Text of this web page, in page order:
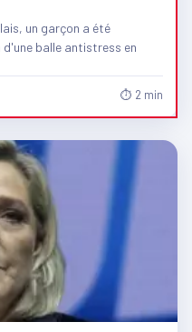
un garçon a été
balle antistress en
⏱ 2 min